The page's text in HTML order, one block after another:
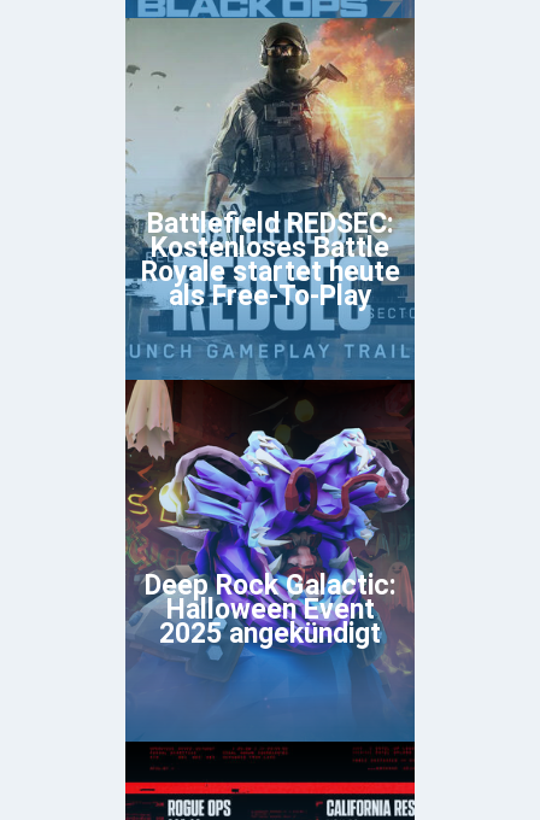
Battlefield REDSEC:
Kostenloses Battle
Royale startet heute
als Free-To-Play
Deep Rock Galactic:
Halloween Event
2025 angekündigt